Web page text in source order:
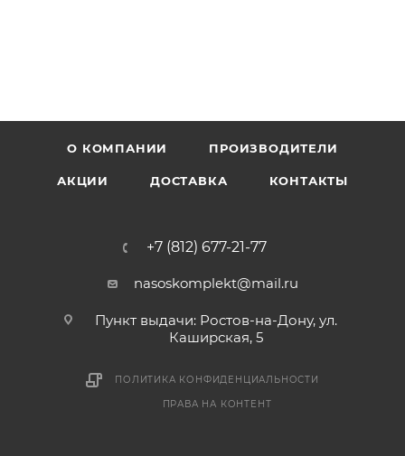
О КОМПАНИИ ПРОИЗВОДИТЕЛИ
АКЦИИ ДОСТАВКА КОНТАКТЫ
+7 (812) 677-21-77
nasoskomplekt@mail.ru
Пункт выдачи: Ростов-на-Дону, ул.
Каширская, 5
ПОЛИТИКА КОНФИДЕНЦИАЛЬНОСТИ
ПРАВА НА КОНТЕНТ